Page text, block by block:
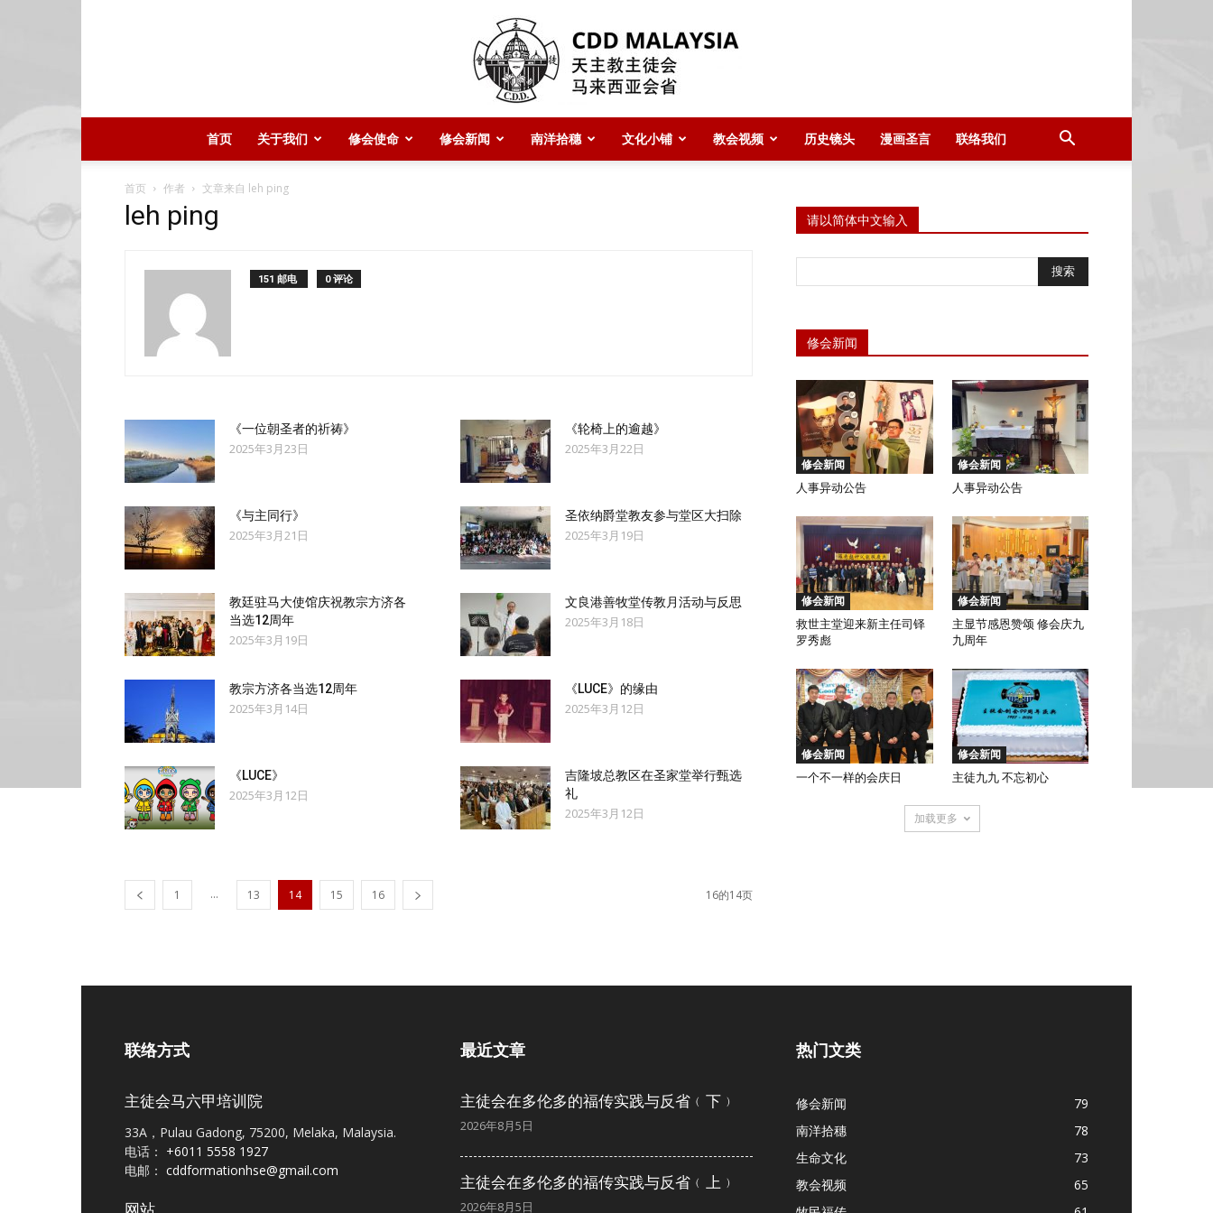
CDD
徒
会
西
亚
首页 关于我们 修会使命 修会新闻 南洋拾穗 文化小铺 教会视频 历史镜头 漫画圣言 联络我们
首页 作者 文章来自 leh ping
leh ping
151 邮电 0 评论
《一位朝圣者的祈祷》
2025年3月23日
《轮椅上的逾越》
2025年3月22日
《与主同行》
2025年3月21日
圣依纳爵堂教友参与堂区大扫除
2025年3月19日
教廷驻马大使馆庆祝教宗方济各
当选12周年
2025年3月19日
文良港善牧堂传教月活动与反思
2025年3月18日
教宗方济各当选12周年
2025年3月14日
《LUCE》的缘由
2025年3月12日
《LUCE》
2025年3月12日
吉隆坡总教区在圣家堂举行甄选
礼
2025年3月12日
1 ... 13 14 15 16 16的14页
请以简体中文输入
修会新闻
修会新闻
人事异动公告
修会新闻
人事异动公告
修会新闻
救世主堂迎来新主任司铎
罗秀彪
修会新闻
主显节感恩赞颂 修会庆九
九周年
修会新闻
一个不一样的会庆日
修会新闻
主徒九九 不忘初心
加载更多
联络方式
主徒会马六甲培训院
33A，Pulau Gadong, 75200, Melaka, Malaysia.
电话： +6011 5558 1927
电邮： cddformationhse@gmail.com
网站
最近文章
主徒会在多伦多的福传实践与反省﹙下﹚
2026年8月5日
主徒会在多伦多的福传实践与反省﹙上﹚
2026年8月5日
热门文类
修会新闻
79
南洋拾穗
78
生命文化
73
教会视频
65